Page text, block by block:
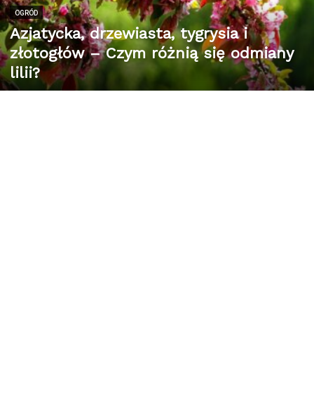
OGRÓD
Azjatycka, drzewiasta, tygrysia i
złotogłów – Czym różnią się odmiany
lilii?